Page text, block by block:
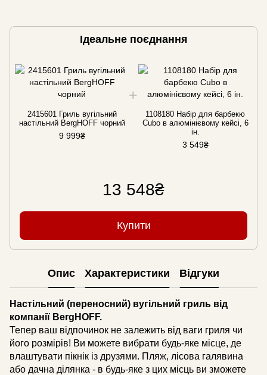
Ідеальне поєднання
2415601 Гриль вугільний
настільний BergHOFF чорний
9 999₴
1108180 Набір для барбекю
Cubo в алюмінієвому кейсі, 6
ін.
3 549₴
13 548₴
Купити
Опис Характеристики Відгуки
Настільний (переносний) вугільний гриль від
компанії BergHOFF.
Тепер ваш відпочинок не залежить від ваги гриля чи
його розмірів! Ви можете вибрати будь-яке місце, де
влаштувати пікнік із друзями. Пляж, лісова галявина
або дачна ділянка - в будь-яке з цих місць ви зможете